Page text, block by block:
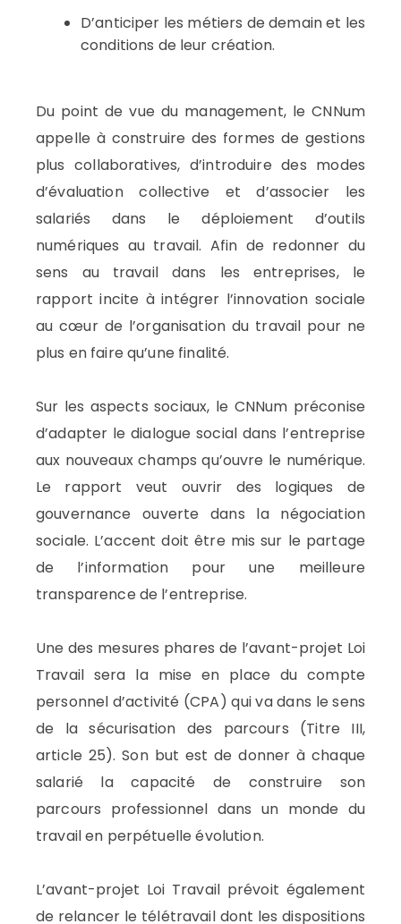
D’anticiper les métiers de demain et les
conditions de leur création.
Du point de vue du management, le CNNum
appelle à construire des formes de gestions
plus collaboratives, d’introduire des modes
d’évaluation collective et d’associer les
salariés dans le déploiement d’outils
numériques au travail. Afin de redonner du
sens au travail dans les entreprises, le
rapport incite à intégrer l’innovation sociale
au cœur de l’organisation du travail pour ne
plus en faire qu’une finalité.
Sur les aspects sociaux, le CNNum préconise
d’adapter le dialogue social dans l’entreprise
aux nouveaux champs qu’ouvre le numérique.
Le rapport veut ouvrir des logiques de
gouvernance ouverte dans la négociation
sociale. L’accent doit être mis sur le partage
de l’information pour une meilleure
transparence de l’entreprise.
Une des mesures phares de l’avant-projet Loi
Travail sera la mise en place du compte
personnel d’activité (CPA) qui va dans le sens
de la sécurisation des parcours (Titre III,
article 25). Son but est de donner à chaque
salarié la capacité de construire son
parcours professionnel dans un monde du
travail en perpétuelle évolution.
L’avant-projet Loi Travail prévoit également
de relancer le télétravail dont les dispositions